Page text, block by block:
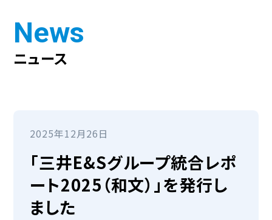
News
ニュース
2025年12月26日
「三井E&Sグループ統合レポ
ート2025（和文）」を発行し
ました